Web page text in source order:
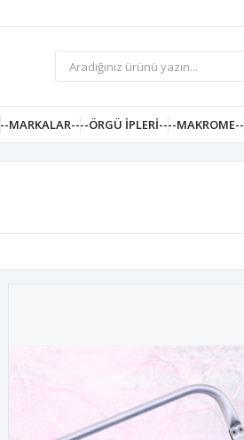
--MARKALAR----ÖRGÜ İPLERI----MAKROME--